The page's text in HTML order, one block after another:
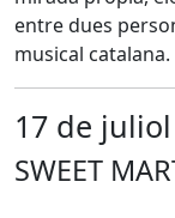
entre dues
musical catalana.
17 de juliol
SWEET